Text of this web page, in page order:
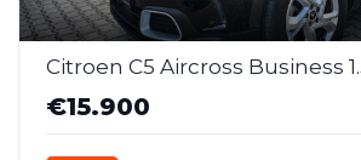
€15.900